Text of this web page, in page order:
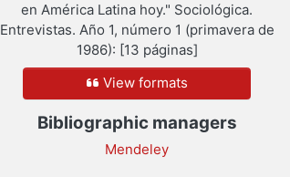
en América Latina hoy." Sociológica.
Entrevistas. Año 1, número 1 (primavera de
1986): [13 páginas]
View formats
Bibliographic managers
Mendeley